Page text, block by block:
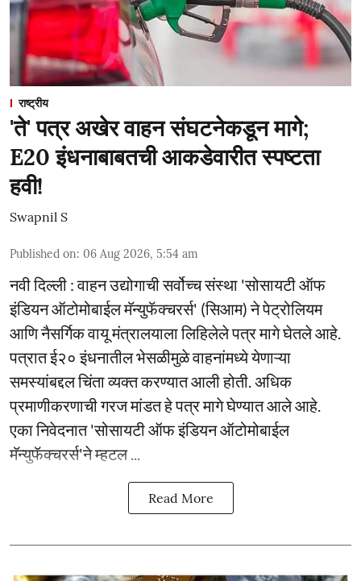
राष्ट्रीय
'ते' पत्र अखेर वाहन संघटनेकडून मागे;
E20 इंधनाबाबतची आकडेवारीत स्पष्टता
हवी!
Swapnil S
Published on: 06 Aug 2026, 5:54 am
नवी दिल्ली : वाहन उद्योगाची सर्वोच्च संस्था 'सोसायटी ऑफ
इंडियन ऑटोमोबाईल मॅन्युफॅक्चरर्स' (सिआम) ने पेट्रोलियम
आणि नैसर्गिक वायू मंत्रालयाला लिहिलेले पत्र मागे घेतले आहे.
पत्रात ई२० इंधनातील भेसळीमुळे वाहनांमध्ये येणाऱ्या
समस्यांबद्दल चिंता व्यक्त करण्यात आली होती. अधिक
प्रमाणीकरणाची गरज मांडत हे पत्र मागे घेण्यात आले आहे.
एका निवेदनात 'सोसायटी ऑफ इंडियन ऑटोमोबाईल
मॅन्युफॅक्चरर्स'ने म्हटल ...
Read More